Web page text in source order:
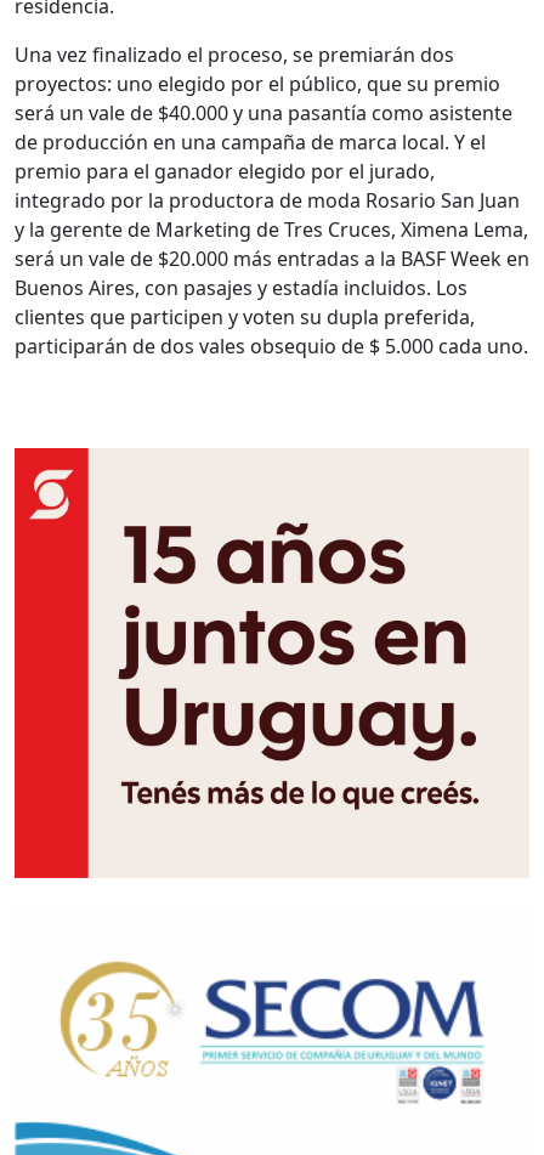
residencia.
Una vez finalizado el proceso, se premiarán dos
proyectos: uno elegido por el público, que su premio
será un vale de $40.000 y una pasantía como asistente
de producción en una campaña de marca local. Y el
premio para el ganador elegido por el jurado,
integrado por la productora de moda Rosario San Juan
y la gerente de Marketing de Tres Cruces, Ximena Lema,
será un vale de $20.000 más entradas a la BASF Week en
Buenos Aires, con pasajes y estadía incluidos. Los
clientes que participen y voten su dupla preferida,
participarán de dos vales obsequio de $ 5.000 cada uno.